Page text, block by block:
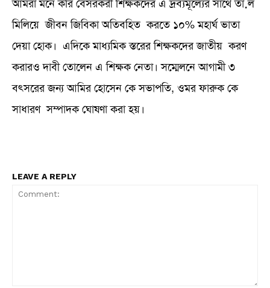
আমরা মনে করি বেসরকরী শিক্ষকদের এ দ্রব্যমূল্যের সাথে তা়ল
মিলিয়ে জীবন জিবিকা অতিবহিত করতে ১০% মহার্ঘ ভাতা
দেয়া হোক। এদিকে মাধ্যমিক স্তরের শিক্ষকদের জাতীয় করণ
করারও দাবী তোলেন এ শিক্ষক নেতা। সম্মেলনে আগামী ৩
বৎসরের জন্য আমির হোসেন কে সভাপতি, ওমর ফারুক কে
সাধারণ সম্পাদক ঘোষণা করা হয়।
LEAVE A REPLY